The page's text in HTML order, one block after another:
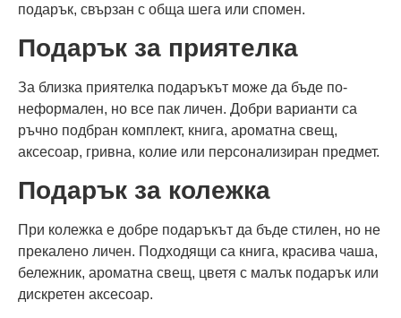
подарък, свързан с обща шега или спомен.
Подарък за приятелка
За близка приятелка подаръкът може да бъде по-
неформален, но все пак личен. Добри варианти са
ръчно подбран комплект, книга, ароматна свещ,
аксесоар, гривна, колие или персонализиран предмет.
Подарък за колежка
При колежка е добре подаръкът да бъде стилен, но не
прекалено личен. Подходящи са книга, красива чаша,
бележник, ароматна свещ, цветя с малък подарък или
дискретен аксесоар.